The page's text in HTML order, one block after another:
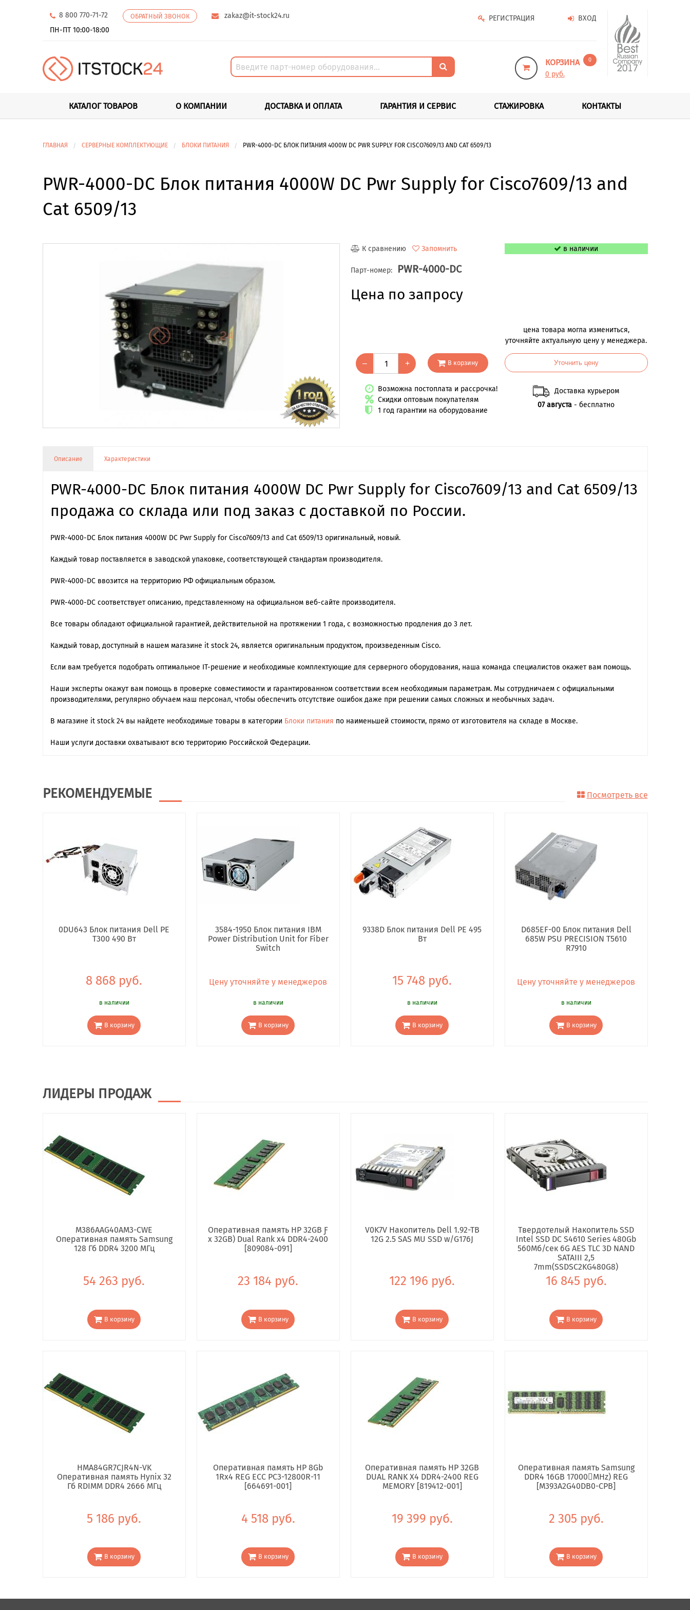
8 800 770-71-72 ОБРАТНЫЙ ЗВОНОК
zakaz@it-stock24.ru
ПН-ПТ 10:00-18:00
ВХОД
РЕГИСТРАЦИЯ
КОРЗИНА 0
0 руб.
КАТАЛОГ ТОВАРОВ О КОМПАНИИ ДОСТАВКА И ОПЛАТА ГАРАНТИЯ И СЕРВИС СТАЖИРОВКА КОНТАКТЫ
ГЛАВНАЯ СЕРВЕРНЫЕ КОМПЛЕКТУЮЩИЕ БЛОКИ ПИТАНИЯ PWR-4000-DC БЛОК ПИТАНИЯ 4000W DC PWR SUPPLY FOR CISCO7609/13 AND CAT 6509/13
PWR-4000-DC Блок питания 4000W DC Pwr Supply for Cisco7609/13 and
Cat 6509/13
К сравнению Запомнить
Парт-номер: PWR-4000-DC
Цена по запросу
– + В корзину
Возможна постоплата и рассрочка!
Скидки оптовым покупателям
1 год гарантии на оборудование
в наличии
цена товара могла измениться,
уточняйте актуальную цену у менеджера.
Уточнить цену
Доставка курьером
07 августа - бесплатно
Описание Характеристики
PWR-4000-DC Блок питания 4000W DC Pwr Supply for Cisco7609/13 and Cat 6509/13
продажа со склада или под заказ с доставкой по России.
PWR-4000-DC Блок питания 4000W DC Pwr Supply for Cisco7609/13 and Cat 6509/13 оригинальный, новый.
Каждый товар поставляется в заводской упаковке, соответствующей стандартам производителя.
PWR-4000-DC ввозится на территорию РФ официальным образом.
PWR-4000-DC cоответствует описанию, представленному на официальном веб-сайте производителя.
Все товары обладают официальной гарантией, действительной на протяжении 1 года, с возможностью продления до 3 лет.
Каждый товар, доступный в нашем магазине it stock 24, является оригинальным продуктом, произведенным Cisco.
Если вам требуется подобрать оптимальное IT-решение и необходимые комплектующие для серверного оборудования, наша команда специалиcтов окажет вам помощь.
Наши эксперты окажут вам помощь в проверке совместимости и гарантированном соответствии всем необходимым параметрам. Мы сотрудничаем с официальными
производителями, регулярно обучаем наш персонал, чтобы обеспечить отсутствие ошибок даже при решении самых сложных и необычных задач.
В магазине it stock 24 вы найдете необходимые товары в категории Блоки питания по наименьшей стоимости, прямо от изготовителя на складе в Москве.
Наши услуги доставки охватывают всю территорию Российской Федерации.
РЕКОМЕНДУЕМЫЕ Посмотреть все
0DU643 Блок питания Dell PE
T300 490 Вт
8 868 руб.
в наличии
В корзину
3584-1950 Блок питания IBM
Power Distribution Unit for Fiber
Switch
Цену уточняйте у менеджеров
в наличии
В корзину
9338D Блок питания Dell PE 495
Вт
15 748 руб.
в наличии
В корзину
D685EF-00 Блок питания Dell
685W PSU PRECISION T5610
R7910
Цену уточняйте у менеджеров
в наличии
В корзину
ЛИДЕРЫ ПРОДАЖ
M386AAG40AM3-CWE
Оперативная память Samsung
128 Гб DDR4 3200 МГц
54 263 руб.
В корзину
Оперативная память HP 32GB Ƒ
x 32GB) Dual Rank x4 DDR4-2400
[809084-091]
23 184 руб.
В корзину
V0K7V Накопитель Dell 1.92-TB
12G 2.5 SAS MU SSD w/G176J
122 196 руб.
В корзину
Твердотелый Накопитель SSD
Intel SSD DC S4610 Series 480Gb
560Мб/сек 6G AES TLC 3D NAND
SATAIII 2,5
7mm(SSDSC2KG480G8)
16 845 руб.
В корзину
HMA84GR7CJR4N-VK
Оперативная память Hynix 32
Гб RDIMM DDR4 2666 МГц
5 186 руб.
В корзину
Оперативная память HP 8Gb
1Rx4 REG ECC PC3-12800R-11
[664691-001]
4 518 руб.
В корзину
Оперативная память HP 32GB
DUAL RANK X4 DDR4-2400 REG
MEMORY [819412-001]
19 399 руб.
В корзину
Оперативная память Samsung
DDR4 16GB 17000񢋕MHz) REG
[M393A2G40DB0-CPB]
2 305 руб.
В корзину